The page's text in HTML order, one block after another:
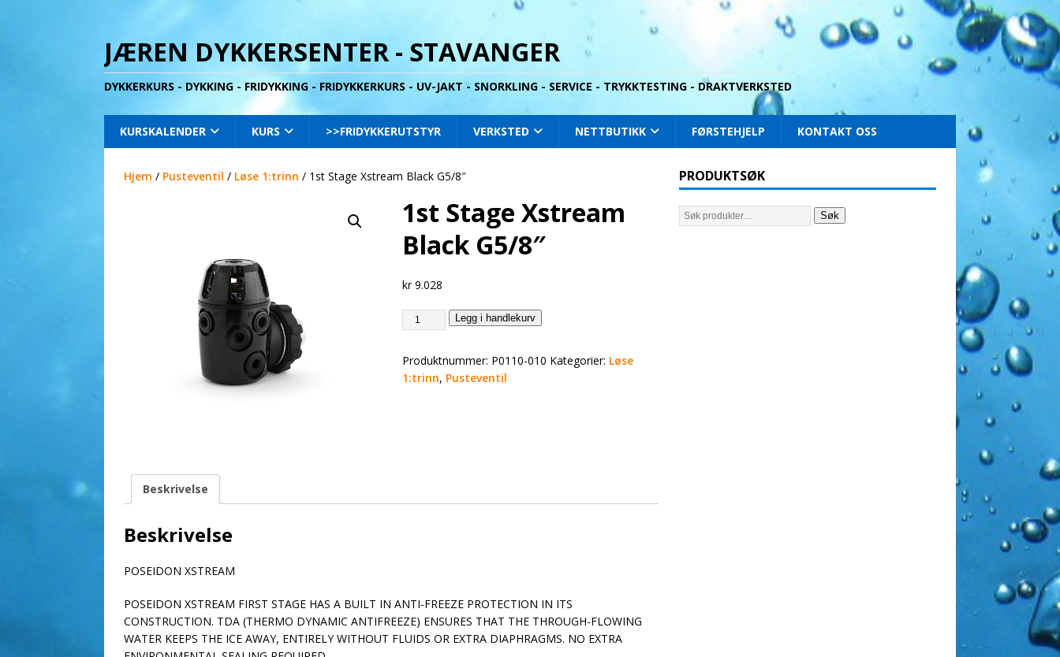
JÆREN DYKKERSENTER - STAVANGER
DYKKERKURS - DYKKING - FRIDYKKING - FRIDYKKERKURS - UV-JAKT - SNORKLING - SERVICE - TRYKKTESTING - DRAKTVERKSTED
KURSKALENDER KURS >>FRIDYKKERUTSTYR VERKSTED NETTBUTIKK FØRSTEHJELP KONTAKT OSS
Hjem / Pusteventil / Løse 1:trinn / 1st Stage Xstream Black G5/8″
1st Stage Xstream
Black G5/8″
kr9.028
Legg i handlekurv
Produktnummer: P0110-010 Kategorier: Løse
1:trinn, Pusteventil
Beskrivelse
Beskrivelse
POSEIDON XSTREAM
POSEIDON XSTREAM FIRST STAGE HAS A BUILT IN ANTI-FREEZE PROTECTION IN ITS
CONSTRUCTION. TDA (THERMO DYNAMIC ANTIFREEZE) ENSURES THAT THE THROUGH-FLOWING
WATER KEEPS THE ICE AWAY, ENTIRELY WITHOUT FLUIDS OR EXTRA DIAPHRAGMS. NO EXTRA
PRODUKTSØK
Søk